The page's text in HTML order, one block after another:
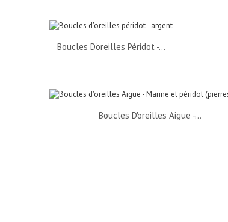
Boucles D'oreilles Péridot -...
Boucles D'oreilles Aigue -...